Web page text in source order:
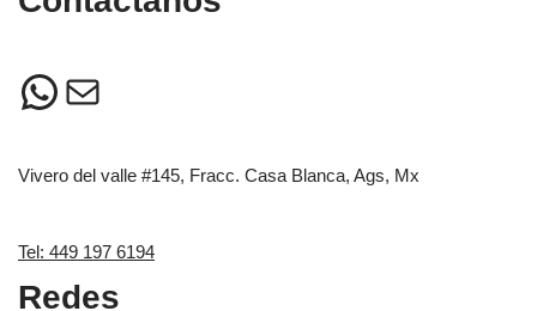
Vivero del valle #145, Fracc. Casa Blanca, Ags, Mx
Tel: 449 197 6194
Redes